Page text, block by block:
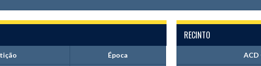
Época
RECINTO
ACD